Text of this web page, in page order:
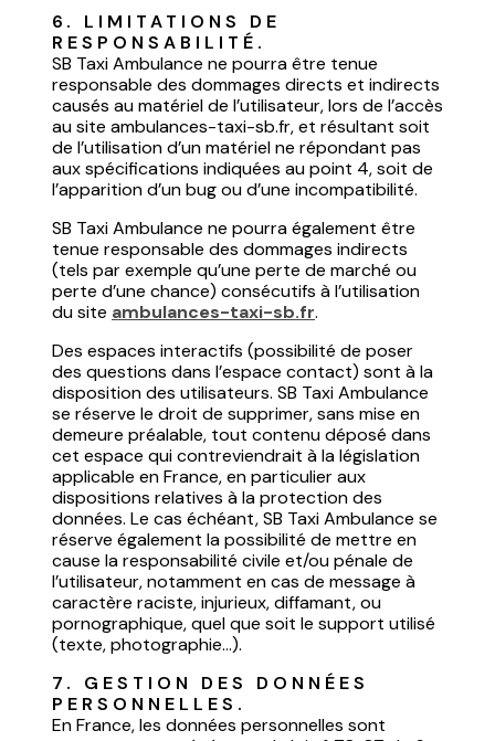
6. LIMITATIONS DE
RESPONSABILITÉ.
SB Taxi Ambulance ne pourra être tenue
responsable des dommages directs et indirects
causés au matériel de l’utilisateur, lors de l’accès
au site ambulances-taxi-sb.fr, et résultant soit
de l’utilisation d’un matériel ne répondant pas
aux spécifications indiquées au point 4, soit de
l’apparition d’un bug ou d’une incompatibilité.
SB Taxi Ambulance ne pourra également être
tenue responsable des dommages indirects
(tels par exemple qu’une perte de marché ou
perte d’une chance) consécutifs à l’utilisation
du site ambulances-taxi-sb.fr.
Des espaces interactifs (possibilité de poser
des questions dans l’espace contact) sont à la
disposition des utilisateurs. SB Taxi Ambulance
se réserve le droit de supprimer, sans mise en
demeure préalable, tout contenu déposé dans
cet espace qui contreviendrait à la législation
applicable en France, en particulier aux
dispositions relatives à la protection des
données. Le cas échéant, SB Taxi Ambulance se
réserve également la possibilité de mettre en
cause la responsabilité civile et/ou pénale de
l’utilisateur, notamment en cas de message à
caractère raciste, injurieux, diffamant, ou
pornographique, quel que soit le support utilisé
(texte, photographie…).
7. GESTION DES DONNÉES
PERSONNELLES.
En France, les données personnelles sont